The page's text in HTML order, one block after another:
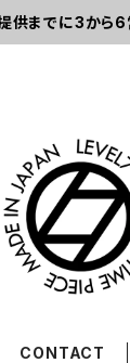
提供までに3から
CONTACT